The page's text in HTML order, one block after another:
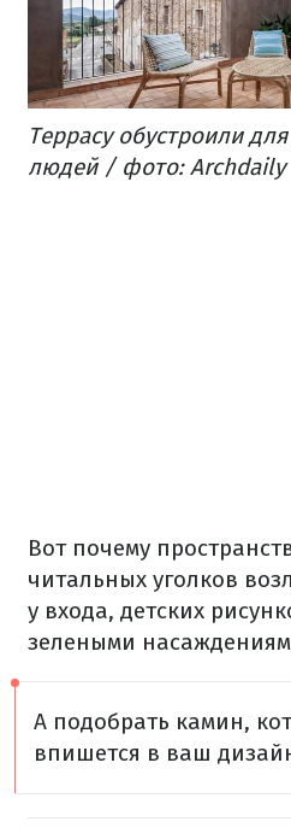
Террасу обустроили
людей / фото: Archdaily
Вот почему
читальных уголков
у входа, детских
зелеными
А подобрать камин,
впишется в ваш